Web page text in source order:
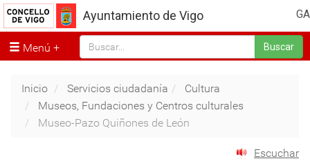
GA
Ayuntamiento de Vigo
Menú Buscar
Inicio Servicios ciudadanía
Cultura
Museos, Fundaciones y Centros culturales
Museo-Pazo Quiñones de León
Escuchar